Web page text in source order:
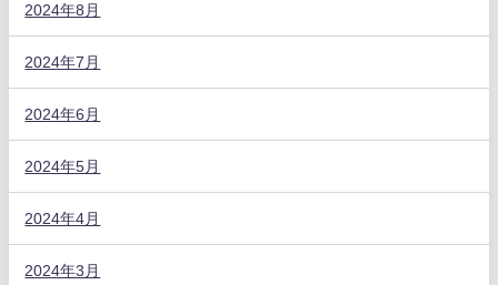
2024年8月
2024年7月
2024年6月
2024年5月
2024年4月
2024年3月